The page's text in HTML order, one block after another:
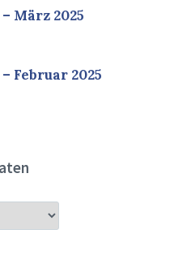
März 2025
Februar 2025